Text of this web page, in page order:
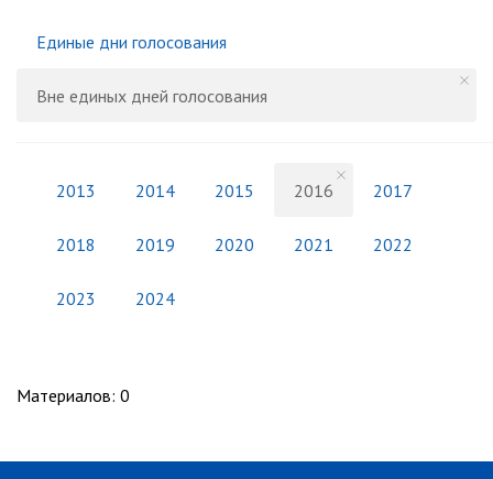
Единые дни голосования
Вне единых дней голосования
2013 2014 2015 2016 2017
2018 2019 2020 2021 2022
2023 2024
Материалов: 0